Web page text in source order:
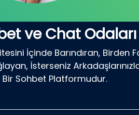
ve Chat Odaları
İçinde Barındıran, Birden
İsterseniz
Bir Sohbet Platformudur.